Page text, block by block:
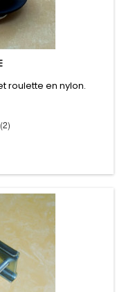
roulette en nylon.